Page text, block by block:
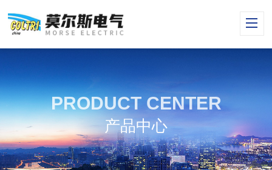
PRODUCT CENTER
产品中心